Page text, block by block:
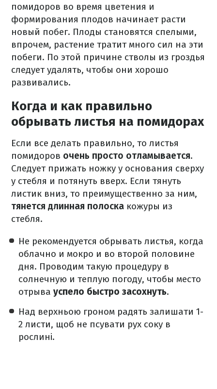
помидоров во время цветения и
формирования плодов начинает расти
новый побег. Плоды становятся спелыми,
впрочем, растение тратит много сил на эти
побеги. По этой причине стволы из гроздья
следует удалять, чтобы они хорошо
развивались.
Когда и как правильно
обрывать листья на помидорах
Если все делать правильно, то листья
помидоров очень просто отламывается.
Следует прижать ножку у основания сверху
у стебля и потянуть вверх. Если тянуть
листик вниз, то преимущественно за ним,
тянется длинная полоска кожуры из
стебля.
Не рекомендуется обрывать листья, когда
облачно и мокро и во второй половине
дня. Проводим такую процедуру в
солнечную и теплую погоду, чтобы место
отрыва успело быстро засохнуть.
Над верхньою гроном радять залишати 1-
2 листи, щоб не псувати рух соку в
рослині.